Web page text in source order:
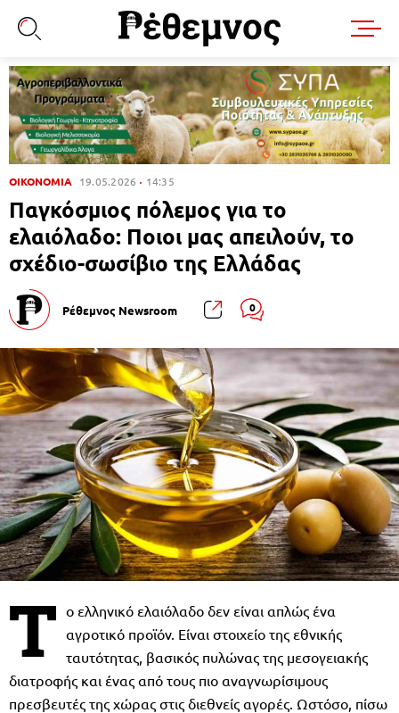
ΟΙΚΟΝΟΜΙΑ 19.05.2026 14:35
Παγκόσμιος πόλεμος για το
ελαιόλαδο: Ποιοι μας απειλούν, το
σχέδιο-σωσίβιο της Ελλάδας
Ρέθεμνος Newsroom 0
Τ ο ελληνικό ελαιόλαδο δεν είναι απλώς ένα
αγροτικό προϊόν. Είναι στοιχείο της εθνικής
ταυτότητας, βασικός πυλώνας της μεσογειακής
διατροφής και ένας από τους πιο αναγνωρίσιμους
πρεσβευτές της χώρας στις διεθνείς αγορές. Ωστόσο, πίσω